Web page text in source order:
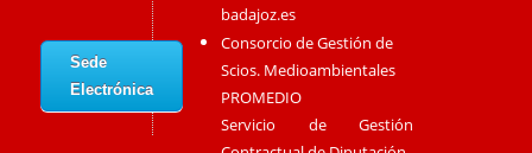
Sede
Electrónica
badajoz.es
Consorcio de Gestión de
Scios. Medioambientales
PROMEDIO
Servicio de Gestión